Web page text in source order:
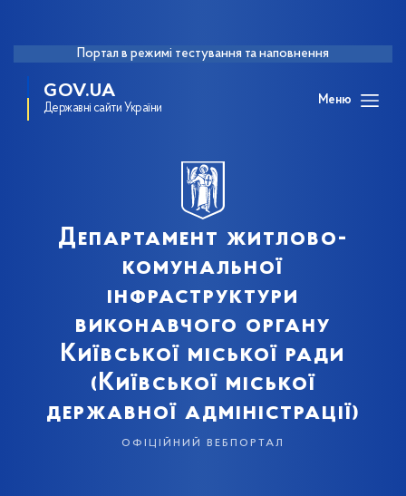
Портал в режимі тестування та наповнення
GOV.UA
Державні сайти України
Меню
Департамент житлово-
комунальної
інфраструктури
виконавчого органу
Київської міської ради
(Київської міської
державної адміністрації)
офіційний вебпортал